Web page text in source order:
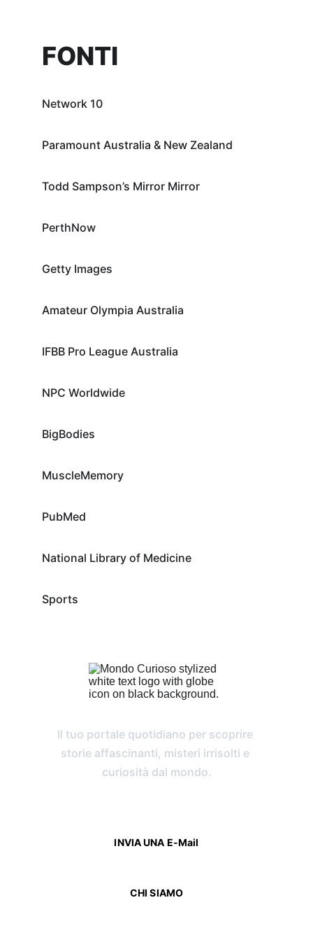
FONTI
Network 10
Paramount Australia & New Zealand
Todd Sampson’s Mirror Mirror
PerthNow
Getty Images
Amateur Olympia Australia
IFBB Pro League Australia
NPC Worldwide
BigBodies
MuscleMemory
PubMed
National Library of Medicine
Sports
Il tuo portale quotidiano per scoprire
storie affascinanti, misteri irrisolti e
curiosità dal mondo.
INVIA UNA E-Mail
CHI SIAMO